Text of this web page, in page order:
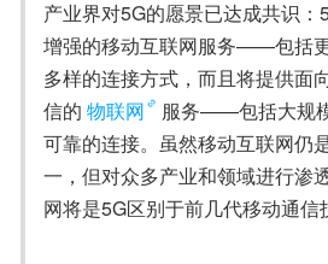
产业界对5G的愿景已达成共识
增强的移动互联网服务——包括
多样的连接方式，而且将提供面
信的 物联网
服务——包括大规
可靠的连接。虽然移动互联网仍
一，但对众多产业和领域进行渗
网将是5G区别于前几代移动通信